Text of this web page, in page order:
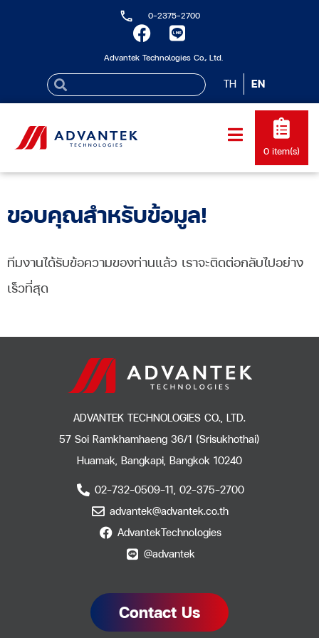
0-2375-2700
Advantek Technologies Co., Ltd.
TH EN
0 item(s)
ขอบคุณสำหรับข้อมูล!
ทีมงานได้รับข้อความของท่านแล้ว เราจะติดต่อกลับไปอย่าง
เร็วที่สุด
ADVANTEK TECHNOLOGIES CO., LTD.
57 Soi Ramkhamhaeng 36/1 (Srisukhothai)
Huamak, Bangkapi, Bangkok 10240
02-732-0509-11, 02-375-2700
advantek@advantek.co.th
AdvantekTechnologies
@advantek
Contact Us